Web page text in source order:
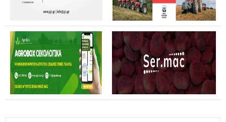
Καταστροφές από αγριογούρουνα: Ανοικτή επιστολή